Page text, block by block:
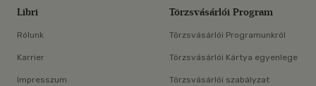
Libri
Rólunk
Karrier
Impresszum
Törzsvásárlói Program
Törzsvásárlói Programunkról
Törzsvásárlói Kártya egyenlege
Törzsvásárlói szabályzat